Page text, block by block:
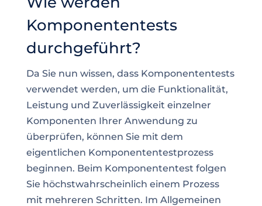
Komponententests
durchgeführt?
Da Sie nun wissen, dass Komponententests
verwendet werden, um die Funktionalität,
Leistung und Zuverlässigkeit einzelner
Komponenten Ihrer Anwendung zu
überprüfen, können Sie mit dem
eigentlichen Komponententestprozess
beginnen. Beim Komponententest folgen
Sie höchstwahrscheinlich einem Prozess
mit mehreren Schritten. Im Allgemeinen